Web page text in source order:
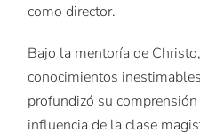
como director.
Bajo la mentoría de
conocimientos
profundizó su
influencia de la clase